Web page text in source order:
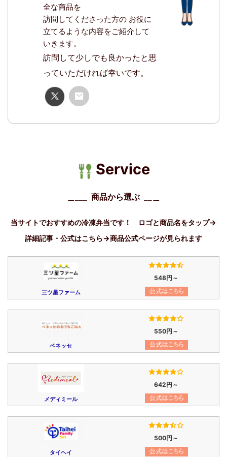
全な商品を
訪問してくださった方の お役に
立てるような内容をご紹介して
いきます。
訪問して少しでも良かったと思
っていただければ幸いです。
Service
＿___ 商品から選ぶ __
当サイトでおすすめの冷凍弁当です！ ロゴと商品名をタップ→
詳細記事・公式はこちら→商品公式ページが見られます
三ツ星ファーム
548円～
ベネッセ
550円～
メディミール
642円～
タイヘイ
500円～